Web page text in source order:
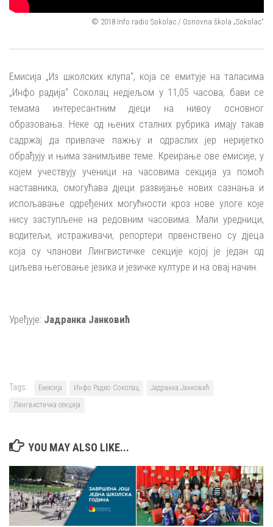
© 2018 Info radio Sokolac / Osnovna škola „Sokolac“
Емисија „Из школских клупа“, која се емитује на таласима
„Инфо радија“ Соколац недјељом у 11,05 часова, бави се
темама интересантним дјеци на нивоу основног
образовања. Неке од њених сталних рубрика имају такав
садржај да привлаче пажњу и одраслих јер неријетко
обрађују и њима занимљиве теме. Креирање ове емисије, у
којем учествују ученици на часовима секција уз помоћ
наставника, омогућава дјеци развијање нових сазнања и
испољавање одређених могућности кроз нове улоге које
нису заступљене на редовним часовима. Мали уредници,
водитељи, истраживачи, репортери првенствено су дјеца
која су чланови Лингвистичке секције којој је један од
циљева његовање језика и језичке културе и на овај начин.
Уређује: Јадранка Јанковић
Tags: Емисија Инфо Радио Соколац
Јадранка Јанковић
Лингвистичка секција
YOU MAY ALSO LIKE...